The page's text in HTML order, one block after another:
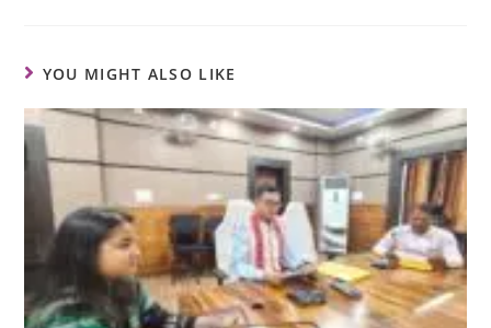
YOU MIGHT ALSO LIKE